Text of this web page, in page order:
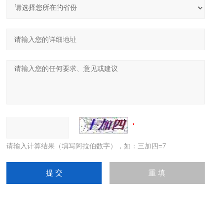
请输入计算结果（填写阿拉伯数字），如：三加四=7